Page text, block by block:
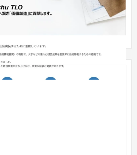
部分がHTMLで構成されており、専門知
きない状況でしたが、WordPressに変